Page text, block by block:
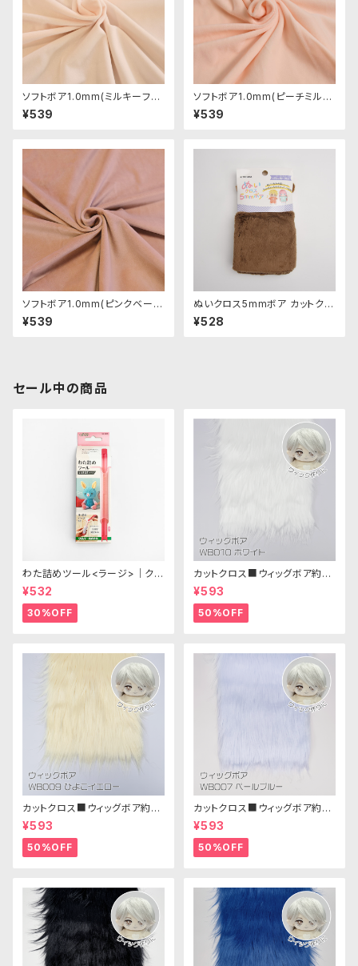
ソフトボア1.0mm(ミルキーフレ
ッシュ)SSB103 ぬいぐるみ用短
毛ボア生地 20cm
¥539
ソフトボア1.0mm(ピーチミル
ク)SSB053 ぬいぐるみ用短毛
ボア生地 20cm
¥539
ソフトボア1.0mm(ピンクベージ
ュ)SSB109 ぬいぐるみ用短毛
ボア生地 20cm
¥539
ぬいクロス5mmボア カットクロ
ス（ココアブラウン）｜清原株式
会社
¥528
セール中の商品
わた詰めツール<ラージ>｜クロ
バー
¥532
30%OFF
カットクロス■ウィッグボア約8c
m(ホワイト)WB010 ボア生地
25cm × 45cm
¥593
50%OFF
カットクロス■ウィッグボア約8c
m(ひよこイエロー)WB009ボア
生地 25cm × 45cm
¥593
50%OFF
カットクロス■ウィッグボア約8c
m(ペールブルー)WB007ボア
生地 25cm × 45cm
¥593
50%OFF